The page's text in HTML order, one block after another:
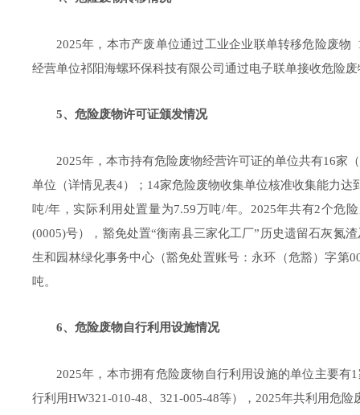
2025年，本市产废单位通过工业企业联单转移危险废物
经营单位祁阳海螺环保科技有限公司通过电子联单接收危险废
5、危险废物许可证颁发情况
2025年，本市持有危险废物经营许可证的单位共有16家
单位（详情见表4）； 14家危险废物收集单位核准收集能力达
吨/年，实际利用处置量为7.59万吨/年。 2025年共有2个危
(0005)号），豁免处置“衡南县三家化工厂” 历史遗留石灰氮
生和园林绿化事务中心（豁免处置账号： 永环（危豁）字第
吨。
6、危险废物自行利用设施情况
2025年，本市拥有危险废物 自行利用设施的单位主要有1
行利用HW321-010-48 321-005-48等） ， 2025年共利用危险